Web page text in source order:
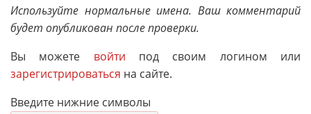
Используйте нормальные имена. Ваш комментарий
будет опубликован после проверки.
Вы можете войти под своим логином или
зарегистрироваться на сайте.
Введите нижние символы